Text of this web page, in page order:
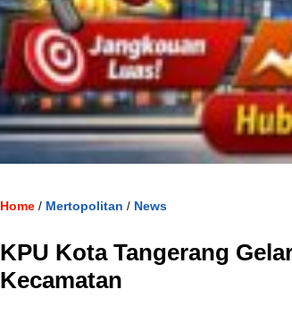
Home / Mertopolitan / News
KPU Kota Tangerang
Kecamatan